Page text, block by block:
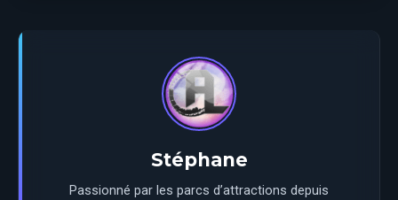
Stéphane
Passionné par les parcs d’attractions depuis